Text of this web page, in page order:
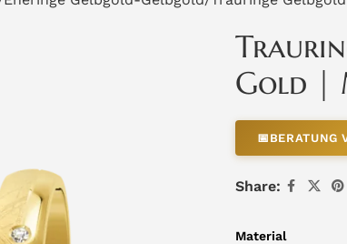
Gold |
📅 BERATUNG
Share:
Material